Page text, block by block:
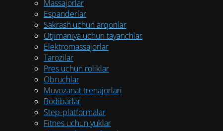
Massajorlar
Espanderlar
Sakrash uchun arqonlar
Otjimaniya uchun tayanchlar
Elektromassajorlar
Tarozilar
Pres uchun roliklar
Obruchlar
Muvozanat trenajorlari
Bodibarlar
Step-platformalar
Fitnes uchun yuklar